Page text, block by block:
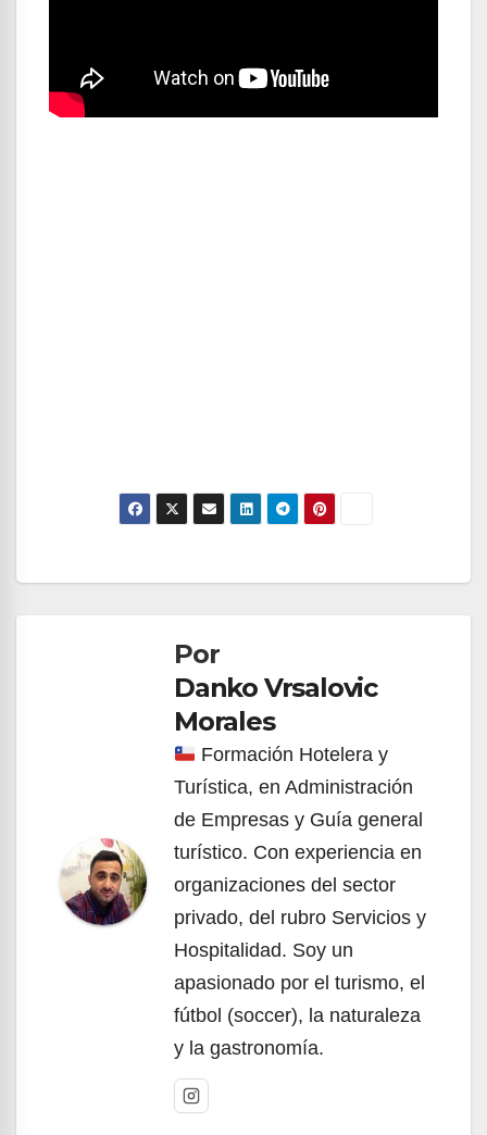
Navegación
entradasPor
Danko Vrsalovic
Morales
Formación Hotelera y
Turística, en Administración
de Empresas y Guía general
turístico. Con experiencia en
organizaciones del sector
privado, del rubro Servicios y
Hospitalidad. Soy un
apasionado por el turismo, el
fútbol (soccer), la naturaleza
y la gastronomía.